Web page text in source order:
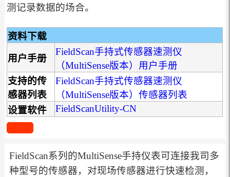
测记录数据的场合。
资料下载
用户手册
FieldScan手持式传感器速测仪
（MultiSense版本）用户手册
支持的传
感器列表
FieldScan手持式传感器速测仪
（MultiSense版本）传感器列表
设置软件
FieldScanUtility-CN
FieldScan系列的MultiSense手持仪表可连接我司多
种型号的传感器，对现场传感器进行快速检测，